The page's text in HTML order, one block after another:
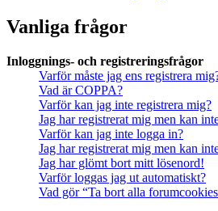
Vanliga frågor
Inloggnings- och registreringsfrågor
Varför måste jag ens registrera
Vad är COPPA?
Varför kan jag inte registrera mig?
Jag har registrerat mig men kan
Varför kan jag inte logga in?
Jag har registrerat mig men kan
Jag har glömt bort mitt lösenord!
Varför loggas jag ut automatiskt?
Vad gör “Ta bort alla